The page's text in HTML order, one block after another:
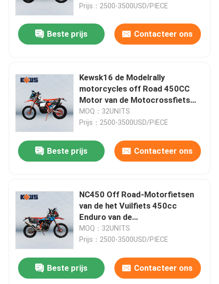
Prijs：2500-3500USD/PIECE
Beste prijs Contacteer ons
Kewsk16 de Modelrally
motorcycles off Road 450CC
Motor van de Motocrossfiets
NC450 die door Zongshen wordt
gemaakt
MOQ：32UNITS
Prijs：2500-3500USD/PIECE
Beste prijs Contacteer ons
NC450 Off Road-Motorfietsen
van de het Vuilfiets 450cc
Enduro van de
Motorfietsverzameling de
Chinese
MOQ：32UNITS
Prijs：2500-3500USD/PIECE
Beste prijs Contacteer ons